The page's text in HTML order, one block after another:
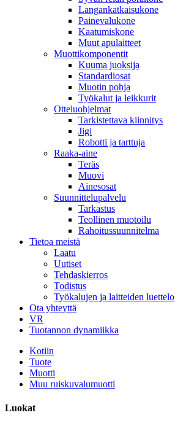
Langankatkaisukone
Painevalukone
Kaatumiskone
Muut apulaitteet
Muottikomponentit
Kuuma juoksija
Standardiosat
Muotin pohja
Työkalut ja leikkurit
Otteluohjelmat
Tarkistettava kiinnitys
Jigi
Robotti ja tarttuja
Raaka-aine
Teräs
Muovi
Ainesosat
Suunnittelupalvelu
Tarkastus
Teollinen muotoilu
Rahoitussuunnitelma
Tietoa meistä
Laatu
Uutiset
Tehdaskierros
Todistus
Työkalujen ja laitteiden luettelo
Ota yhteyttä
VR
Tuotannon dynamiikka
Kotiin
Tuote
Muotti
Muu ruiskuvalumuotti
Luokat